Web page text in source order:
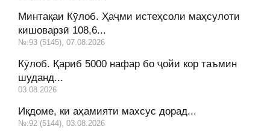
Минтақаи Кӯлоб. Ҳаҷми истеҳсоли маҳсулоти
кишоварзӣ 108,6...
№:93 (5145), 07.08.2026
Кӯлоб. Қариб 5000 нафар бо ҷойи кор таъмин
шуданд...
03.08.2026
Иқдоме, ки аҳамияти махсус дорад...
№:92 (5144), 03.08.2026